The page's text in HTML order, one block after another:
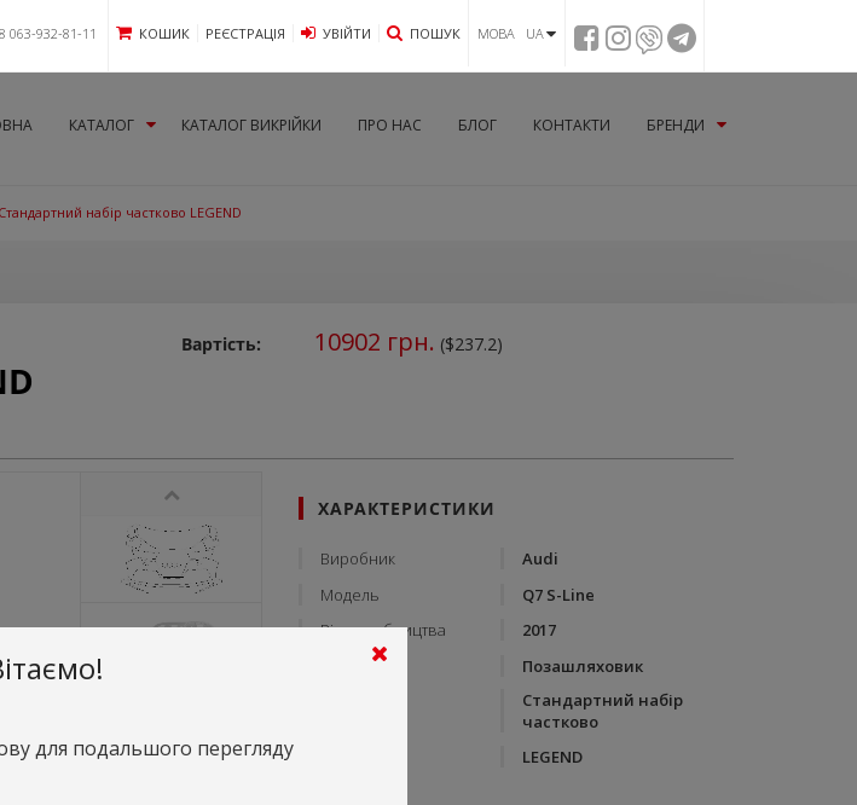
063-932-81-11 КОШИК РЕЄСТРАЦІЯ УВIЙТИ ПОШУК МОВА UA
КАТАЛОГ КАТАЛОГ ВИКРІЙКИ ПРО НАС БЛОГ КОНТАКТИ БРЕНДИ
набір частково LEGEND
Вартість: 10902 грн. ($237.2)
ХАРАКТЕРИСТИКИ
Виробник
Audi
Модель
Q7 S-Line
Рік виробництва
2017
Тип кузову
Позашляховик
Стандартний набір
частково
LEGEND
для подальшого перегляду